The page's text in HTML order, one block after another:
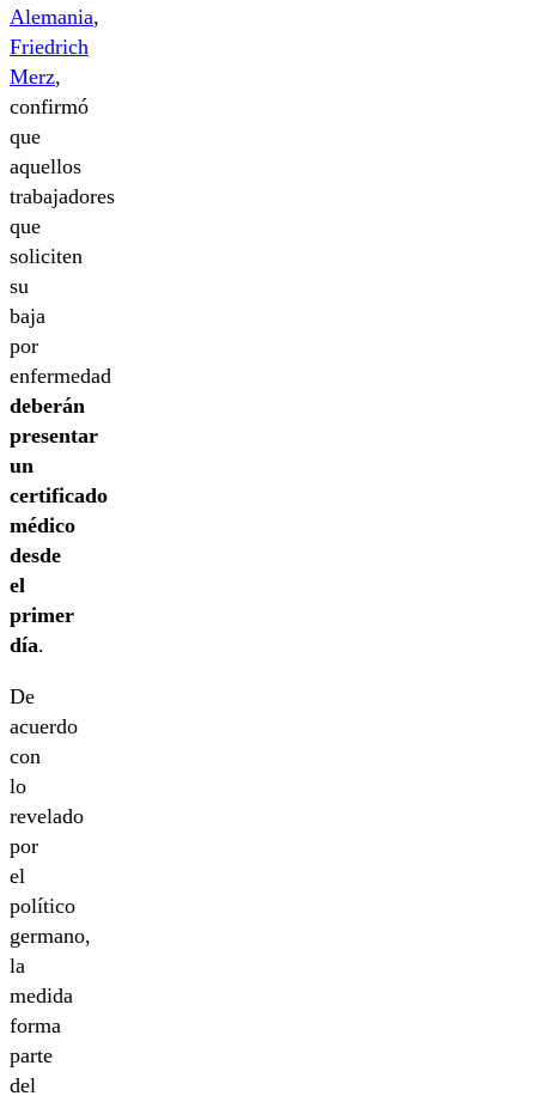
Alemania,
Friedrich
Merz,
confirmó
que
aquellos
trabajadores
que
soliciten
su
baja
por
enfermedad
deberán
presentar
un
certificado
médico
desde
el
primer
día.
De
acuerdo
con
lo
revelado
por
el
político
germano,
la
medida
forma
parte
del